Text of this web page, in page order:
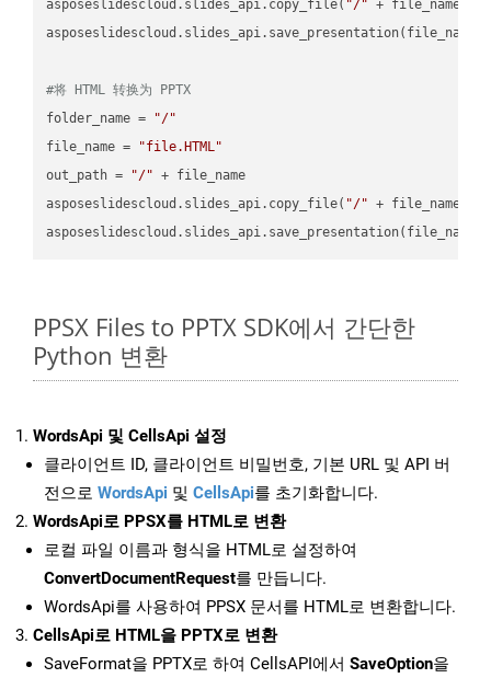
asposeslidescloud.slides_api.copy_file( "/" + file_name,
#将 HTML 转换为 PPTX
folder_name =
"/"
file_name =
"file.HTML"
out_path =
"/" + file_name
asposeslidescloud.slides_api.copy_file( "/" + file_name,
PPSX Files to PPTX SDK에서 간단한
Python 변환
WordsApi 및 CellsApi 설정
클라이언트 ID, 클라이언트 비밀번호, 기본 URL 및 API 버
전으로 WordsApi 및 CellsApi를 초기화합니다.
WordsApi로 PPSX를 HTML로 변환
로컬 파일 이름과 형식을 HTML로 설정하여
ConvertDocumentRequest를 만듭니다.
WordsApi를 사용하여 PPSX 문서를 HTML로 변환합니다.
CellsApi로 HTML을 PPTX로 변환
SaveFormat을 PPTX로 하여 CellsAPI에서 SaveOption을